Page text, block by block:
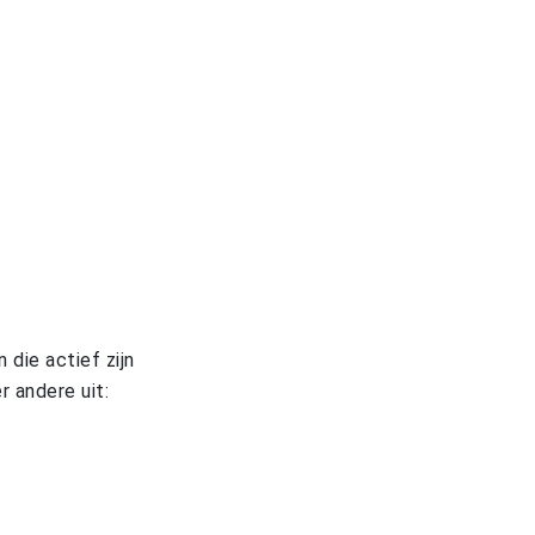
die actief zijn
andere uit: